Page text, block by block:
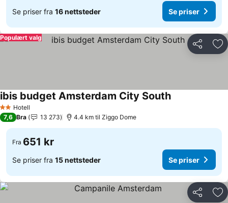
Se priser fra 16 nettsteder Se priser
Del
Populært valg
2 Stjerner
Hotell
ibis budget Amsterdam City South
7,6 Bra 13 273 4.4 km til Ziggo Dome
Fra 651 kr
Se priser fra 15 nettsteder Se priser
Del